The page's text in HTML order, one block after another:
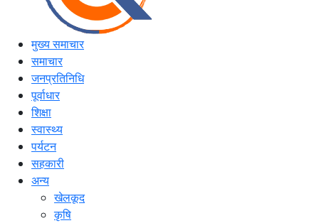
मुख्य समाचार
समाचार
जनप्रतिनिधि
पूर्वाधार
शिक्षा
स्वास्थ्य
पर्यटन
सहकारी
अन्य
खेलकूद
कृषि